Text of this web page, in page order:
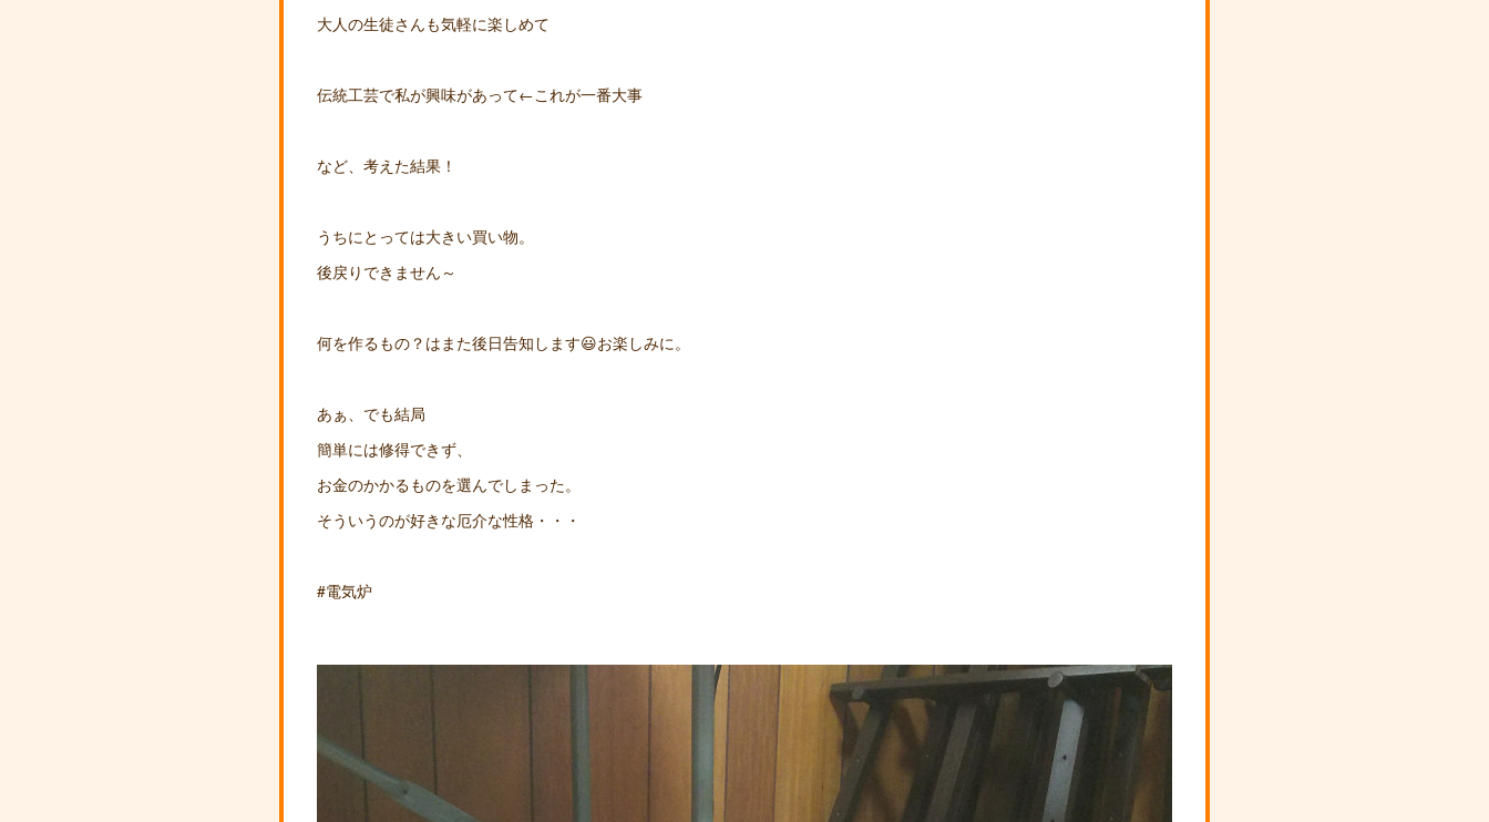
大人の生徒さんも気軽に楽しめて
伝統工芸で私が興味があって←これが一番大事
など、考えた結果！
うちにとっては大きい買い物。
後戻りできません～
何を作るもの？はまた後日告知します😃お楽しみに。
あぁ、でも結局
簡単には修得できず、
お金のかかるものを選んでしまった。
そういうのが好きな厄介な性格・・・
#電気炉